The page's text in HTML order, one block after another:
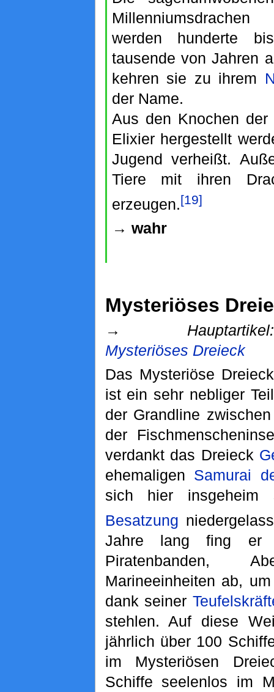
Millenniumsdrachen
werden hunderte bis
tausende von Jahren
kehren sie zu ihrem
der Name.
Aus den Knochen
Elixier hergestellt
Jugend verheißt.
Tiere mit ihren
erzeugen.[19]
→ wahr
Mysteriöses
→ Hauptartikel:
Mysteriöses Dreieck
Das Mysteriöse Dreieck
ist ein sehr nebliger Teil
der Grandline
der
verdankt das Dreieck
ehemaligen Samurai
sich hier
Besatzung
Jahre lang fing er
Piratenbanden,
Marineeinheiten ab,
dank seiner
stehlen. Auf diese
jährlich über 100
im Mysteriösen
Schiffe seelenlos im